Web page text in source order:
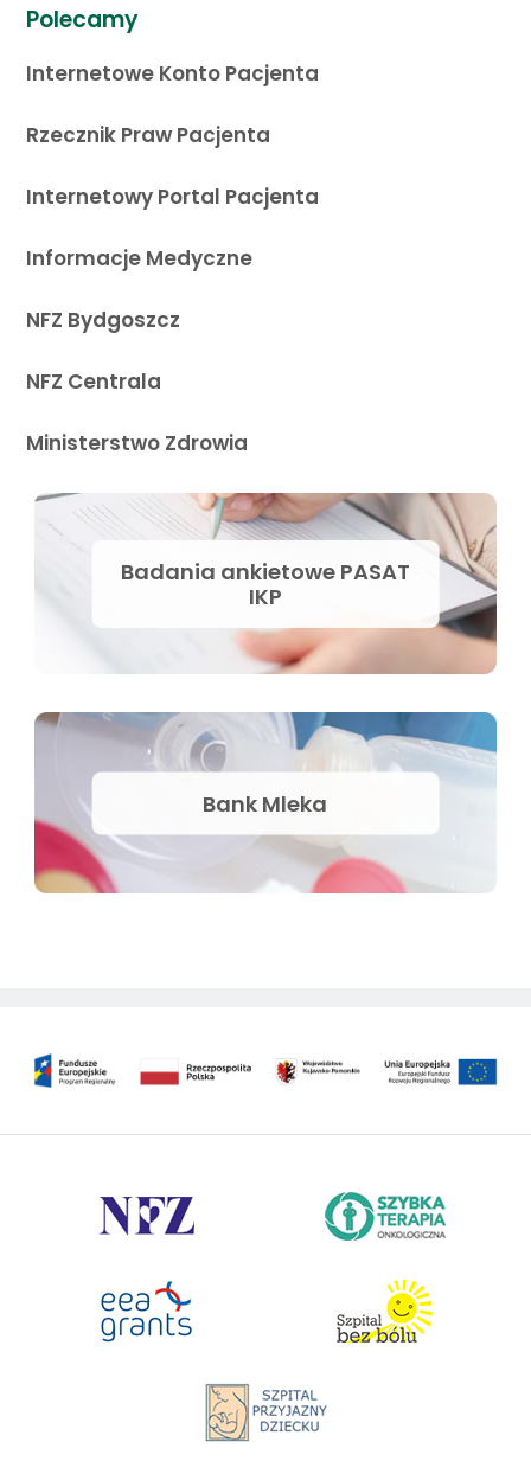
Polecamy
Internetowe Konto Pacjenta
Rzecznik Praw Pacjenta
Internetowy Portal Pacjenta
Informacje Medyczne
NFZ Bydgoszcz
NFZ Centrala
Ministerstwo Zdrowia
Badania ankietowe PASAT
IKP
Bank Mleka